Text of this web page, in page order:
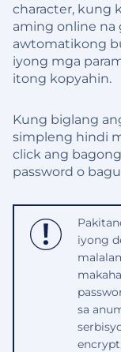
character, kung
aming online na
awtomatikong
iyong mga
itong kopyahin.
Kung biglang
simpleng hindi
click ang
password o
iyong
sa
encrypt.